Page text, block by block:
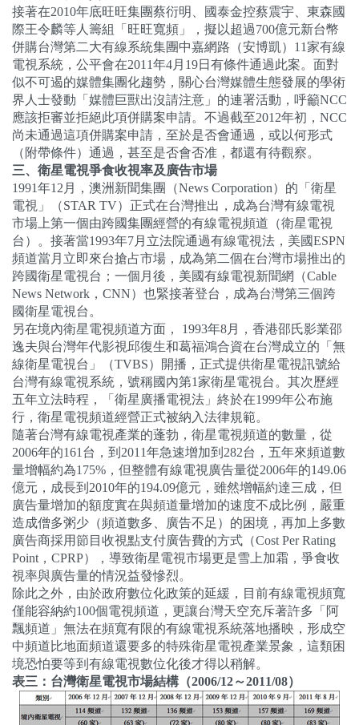
接著在2010年底旺旺集團蔡衍明、國泰金控蔡震宇、東森國
際王令麟等人籌組「旺旺寬頻」，擬以超過700億元新台幣
併購台灣第二大有線系統集團中嘉網路（安博凱） 11 家有線
電視系統，公平會在2011年4月 19日有條件通過此案。面對
似不可遏的媒體集團化趨勢，關心台灣媒體生態發展的學術
界人士發動「媒體巨獸出沒請注意」的連署活動，呼籲NCC
應該拒審並拒絕此項併購案申請。不過截至2012年初， NCC
尚未通過這項併購案申請，至於是否會通過，或以何形式
（附帶條件）通過，甚至是否會否准，都還有待觀察。
三、衛星電視爭食收視率及廣告市場
1991年12 月，澳洲新聞集團（News Corporation）的「衛星
電視」（STAR TV）正式在台灣推出，成為台灣有線電視
市場上第一個由跨國集團經營的有線電視頻道（衛星電視
台）。接著當1993年7月立法院通過有線電視法，美國ESPN
頻道當月立即來台搶占市場，成為第二個在台灣市場推出的
跨國衛星電視台；一個月後，美國有線電視新聞網（Cable
News Network ， CNN）也緊接著登台，成為台灣第三個跨
國衛星電視台。
另在境內衛星電視頻道方面，
1993年8月，香港邵氏影業邵
逸夫與台灣年代影視邱復生和葛福鴻合資在台灣成立的「無
線衛星電視台」（TVBS）開播，正式提供衛星電視訊號給
台灣有線電視系統，號稱國內第1 家衛星電視台。其次歷經
五年立法時程，「衛星廣播電視法」終於在1999年公布施
行，衛星電視頻道經營正式被納入法律規範。
隨著台灣有線電視產業的蓬勃，衛星電視頻道的數量，從
2006年的161 台，到 2011年急速增加到 282台，五年來頻道數
量增幅約為175% ，但整體有線電視廣告量從2006年的149.06
億元，成長到 2010年的194.09億元，雖然增幅約達三成，但
廣告量增加的額度實在與頻道量增加的速度不成比例，嚴重
造成僧多粥少（頻道數多、廣告不足）的困境，再加上多數
廣告商採用節目收視點支付廣告費的方式（Cost Per Rating
Point ， CPRP），導致衛星電視市場更是雪上加霜，爭食收
視率與廣告量的情況益發慘烈。
除此之外，由於政府數位化政策的延緩，目前有線電視頻寬
僅能容納約100個電視頻道，更讓台灣天空充斥著許多「阿
飄頻道」無法在頻寬有限的有線電視系統落地播映，形成空
中頻道比地面頻道還要多的特殊衛星電視產業景象，這類困
境恐怕要等到有線電視數位化後才得以稍解。
表三：台灣衛星電視市場結構（2006/12～2011/08）